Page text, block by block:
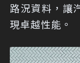
路況資料，讓
現卓越性能。